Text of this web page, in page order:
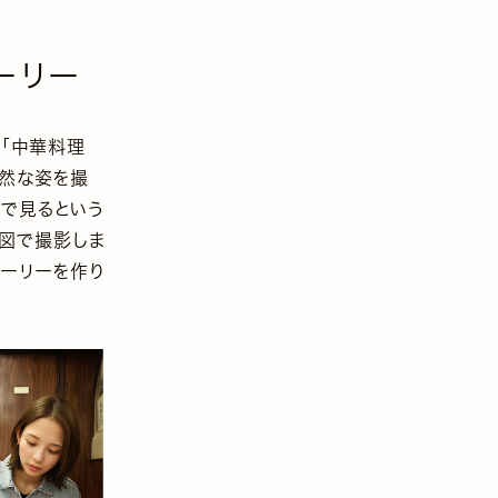
リー
中華料理
な姿を撮
見るという
で撮影しま
リーを作り